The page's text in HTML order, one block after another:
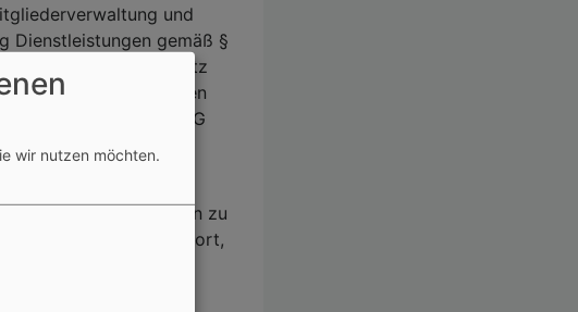
und
Dienstleistungen gemäß §
verarbeitet Ihre Daten
Aufgaben aus dem VDG
EKD.
den Meldebehörden
Angaben zu
Geburtsdatum und -ort,
Geschlecht,
wir nutzen möchten.